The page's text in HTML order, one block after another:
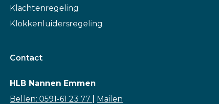
Klachtenregeling
Klokkenluidersregeling
Contact
HLB Nannen Emmen
Bellen: 0591-61 23 77
Mailen